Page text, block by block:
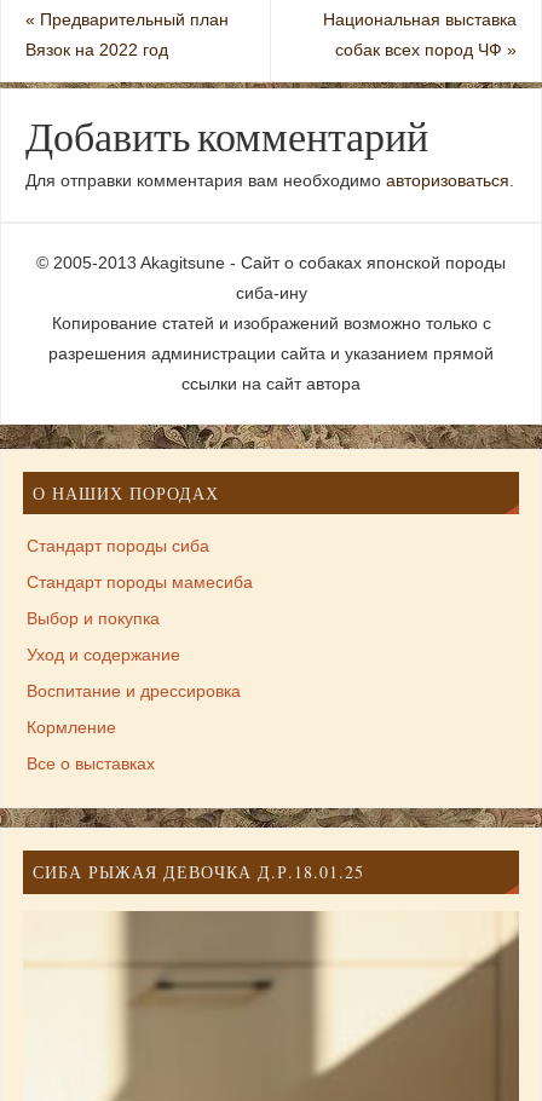
« Предварительный план
Вязок на 2022 год
Национальная выставка
собак всех пород ЧФ »
Добавить комментарий
Для отправки комментария вам необходимоавторизоваться.
© 2005-2013 Akagitsune - Сайт о собаках японской породы
сиба-ину
Копирование статей и изображений возможно только с
разрешения администрации сайта и указанием прямой
ссылки на сайт автора
О НАШИХ ПОРОДАХ
Стандарт породы сиба
Стандарт породы мамесиба
Выбор и покупка
Уход и содержание
Воспитание и дрессировка
Кормление
Все о выставках
СИБА РЫЖАЯ ДЕВОЧКА Д.Р.18.01.25